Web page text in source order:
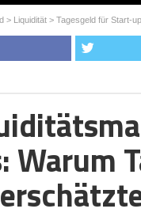
> Liquidität> Tagesgeld für Start-
Warum